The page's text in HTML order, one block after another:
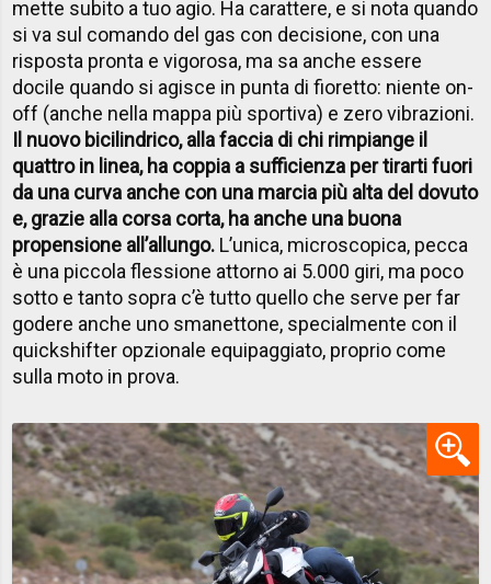
mette subito a tuo agio. Ha carattere, e si nota quando
si va sul comando del gas con decisione, con una
risposta pronta e vigorosa, ma sa anche essere
docile quando si agisce in punta di fioretto: niente on-
off (anche nella mappa più sportiva) e zero vibrazioni.
Il nuovo bicilindrico, alla faccia di chi rimpiange il
quattro in linea, ha coppia a sufficienza per tirarti fuori
da una curva anche con una marcia più alta del dovuto
e, grazie alla corsa corta, ha anche una buona
propensione all’allungo. L’unica, microscopica, pecca
è una piccola flessione attorno ai 5.000 giri, ma poco
sotto e tanto sopra c’è tutto quello che serve per far
godere anche uno smanettone, specialmente con il
quickshifter opzionale equipaggiato, proprio come
sulla moto in prova.